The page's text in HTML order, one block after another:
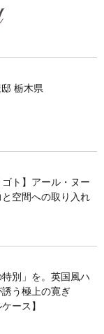
邸 栃木県
ゴト】アール・ヌー
空間への取り入れ
別」を。英国風ハ
誘う極上の寛ぎ
ース】